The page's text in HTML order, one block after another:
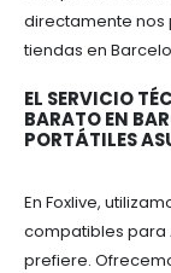
directamente nos
tiendas en
EL SERVICIO
BARATO EN
PORTÁTILES
En Foxlive,
compatibles para
prefiere.